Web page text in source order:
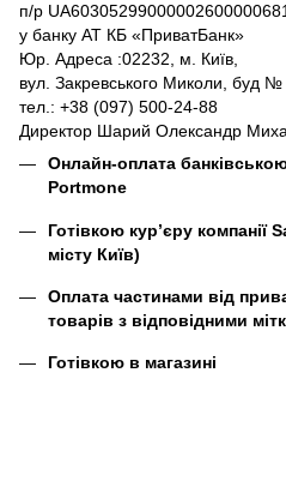
п/р
у банку АТ КБ «ПриватБанк»
Юр. Адреса :02232, м. Київ,
вул. Закревського Миколи, буд №
тел.: +38 (097) 500-24-88
Директор Шарий Олександр
Онлайн-оплата
Portmone
Готівкою кур’єру компанії
місту Київ)
Оплата частинами від
товарів з відповідними
Готівкою в магазині